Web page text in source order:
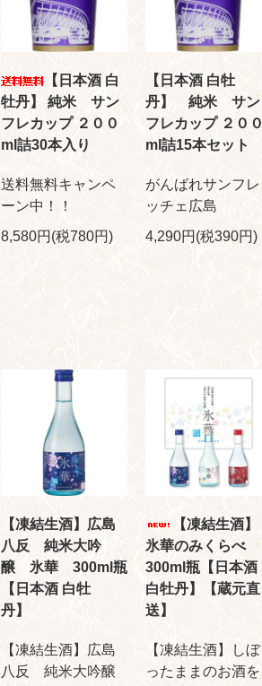
【日本酒 白
牡丹】 純米 サン
フレカップ ２００
ml詰30本入り
送料無料キャンペ
ーン中！！
8,580円(税780円)
【日本酒 白牡
丹】 純米 サン
フレカップ ２００
ml詰15本セット
がんばれサンフレ
ッチェ広島
4,290円(税390円)
【凍結生酒】広島
八反 純米大吟
醸 氷華 300ml瓶
【日本酒 白牡
丹】
【凍結生酒】広島
八反 純米大吟醸
【凍結生酒】
氷華のみくらべ
300ml瓶【日本酒
白牡丹】【蔵元直
送】
【凍結生酒】しぼ
ったままのお酒を